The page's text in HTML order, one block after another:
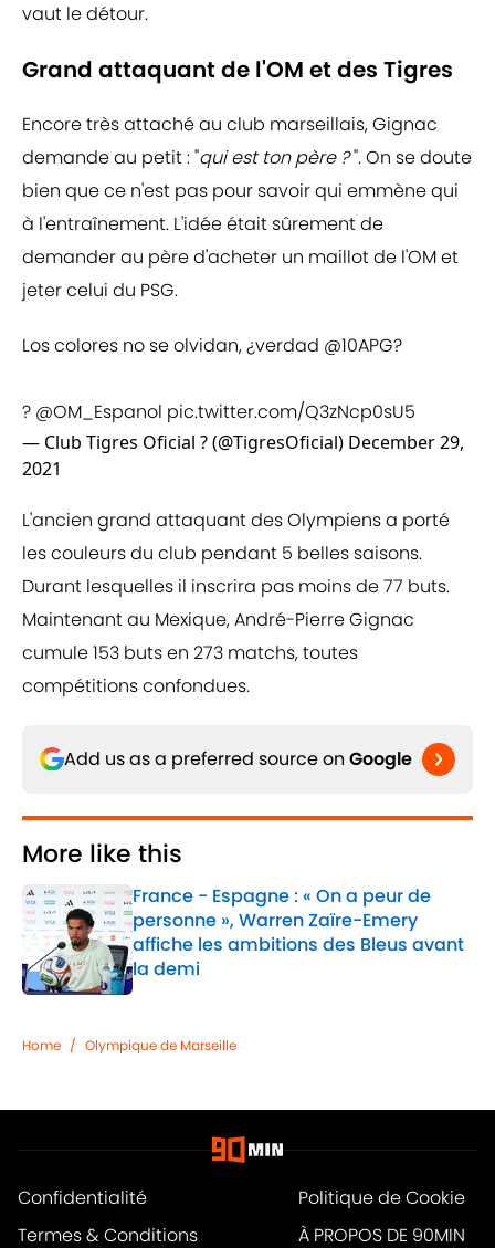
vaut le détour.
Grand attaquant de l'OM et des Tigres
Encore très attaché au club marseillais, Gignac
demande au petit : "qui est ton père ?". On se doute
bien que ce n'est pas pour savoir qui emmène qui
à l'entraînement. L'idée était sûrement de
demander au père d'acheter un maillot de l'OM et
jeter celui du PSG.
Los colores no se olvidan, ¿verdad @10APG?
? @OM_Espanol pic.twitter.com/Q3zNcp0sU5
— Club Tigres Oficial ? (@TigresOficial) December 29,
2021
L'ancien grand attaquant des Olympiens a porté
les couleurs du club pendant 5 belles saisons.
Durant lesquelles il inscrira pas moins de 77 buts.
Maintenant au Mexique, André-Pierre Gignac
cumule 153 buts en 273 matchs, toutes
compétitions confondues.
Add us as a preferred source on Google
More like this
France - Espagne : « On a peur de
personne », Warren Zaïre-Emery
affiche les ambitions des Bleus avant
la demi
Published by on Invalid Date
Home / Olympique de Marseille
Confidentialité
Politique de Cookie
Termes & Conditions
À PROPOS DE 90MIN